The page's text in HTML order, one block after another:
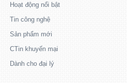
Hoạt động nổi bật
Tin công nghệ
Sản phẩm mới
CTin khuyến mại
Dành cho đại lý